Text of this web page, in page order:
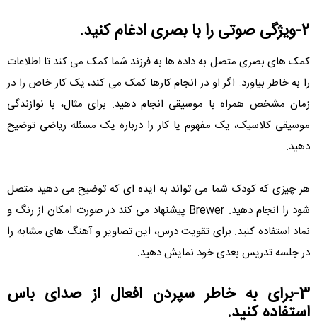
2-ویژگی صوتی را با بصری ادغام کنید.
کمک های بصری متصل به داده ها به فرزند شما کمک می کند تا اطلاعات
را به خاطر بیاورد. اگر او در انجام کارها کمک می کند، یک کار خاص را در
زمان مشخص همراه با موسیقی انجام دهید. برای مثال، با نوازندگی
موسیقی کلاسیک، یک مفهوم یا کار را درباره یک مسئله ریاضی توضیح
دهید.
هر چیزی که کودک شما می تواند به ایده ای که توضیح می دهید متصل
شود را انجام دهید. Brewer پیشنهاد می کند در صورت امکان از رنگ و
نماد استفاده کنید. برای تقویت درس، این تصاویر و آهنگ های مشابه را
در جلسه تدریس بعدی خود نمایش دهید.
3-برای به خاطر سپردن افعال از صدای باس
استفاده کنید.